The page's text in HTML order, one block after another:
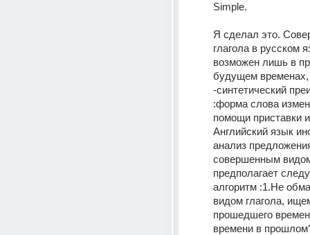
Simple.
Я сделал это.
глагола в русском
возможен лишь в
будущем временах,
-синтетический
:форма слова
помощи приставки
Английский язык
анализ
совершенным
предполагает
алгоритм :1.Не
видом глагола,
прошедшего
времени в